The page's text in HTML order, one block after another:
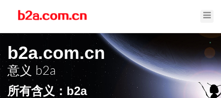
b2a.com.cn
意义b2a
所有含义：b2a